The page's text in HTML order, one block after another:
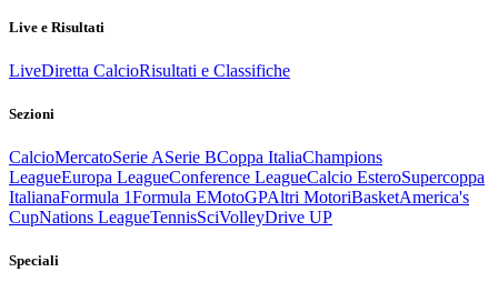
Live e Risultati
LiveDiretta CalcioRisultati e Classifiche
Sezioni
CalcioMercatoSerie ASerie BCoppa ItaliaChampions
LeagueEuropa LeagueConference LeagueCalcio EsteroSupercoppa
ItalianaFormula 1Formula EMotoGPAltri MotoriBasketAmerica's
CupNations LeagueTennisSciVolleyDrive UP
Speciali